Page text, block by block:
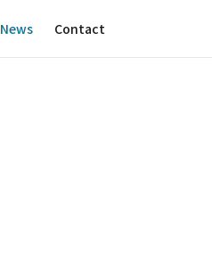
News Contact